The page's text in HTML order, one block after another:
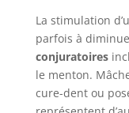
La stimulation
parfois à
conjuratoires
le menton.
cure-dent ou